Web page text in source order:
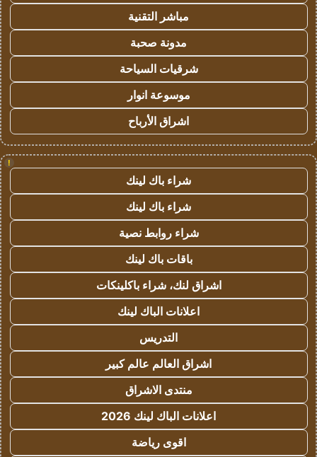
مباشر التقنية
مدونة صحبة
شرقيات السياحة
موسوعة انوار
اشراق الأرباح
!
شراء باك لينك
شراء باك لينك
شراء روابط نصية
باقات باك لينك
اشراق لنك، شراء باكلينكات
اعلانات الباك لينك
التدريس
اشراق العالم عالم كبير
منتدى الاشراق
اعلانات الباك لينك 2026
اقوى رياضة